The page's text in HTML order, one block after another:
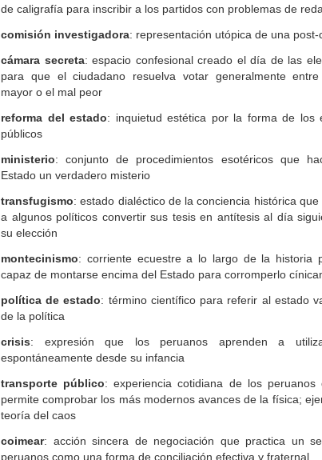
de caligrafía para inscribir a los partidos con problemas de
comisión investigadora: representación utópica de una post-
cámara secreta: espacio confesional creado el día de las
para que el ciudadano resuelva votar generalmente
mayor o el mal peor
reforma del estado: inquietud estética por la forma de los
públicos
ministerio: conjunto de procedimientos esotéricos que
Estado un verdadero misterio
transfugismo: estado dialéctico de la conciencia histórica que
a algunos políticos convertir sus tesis en antítesis al día
su elección
montecinismo: corriente ecuestre a lo largo de la historia
capaz de montarse encima del Estado para corromperlo
política de estado: término científico para referir al estado
de la política
crisis: expresión que los peruanos aprenden a
espontáneamente desde su infancia
transporte público: experiencia cotidiana de los peruanos
permite comprobar los más modernos avances de la física;
teoría del caos
coimear: acción sincera de negociación que practica un
peruanos como una forma de conciliación efectiva y fraternal